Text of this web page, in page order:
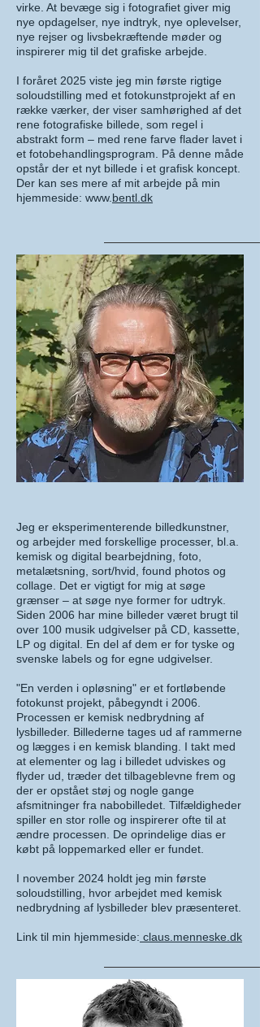
virke. At bevæge sig i fotografiet giver mig
nye opdagelser, nye indtryk, nye oplevelser,
nye rejser og livsbekræftende møder og
inspirerer mig til det grafiske arbejde.
I foråret 2025 viste jeg min første rigtige
soloudstilling med et fotokunstprojekt af en
række værker, der viser samhørighed af det
rene fotografiske billede, som regel i
abstrakt form – med rene farve flader lavet i
et fotobehandlingsprogram. På denne måde
opstår der et nyt billede i et grafisk koncept.
Der kan ses mere af mit arbejde på min
hjemmeside: www. bentl.dk
Jeg er eksperimenterende billedkunstner,
og arbejder med forskellige processer, bl.a.
kemisk og digital bearbejdning, foto,
metalætsning, sort/hvid, found photos og
collage. Det er vigtigt for mig at søge
grænser – at søge nye former for udtryk.
Siden 2006 har mine billeder været brugt til
over 100 musik udgivelser på CD, kassette,
LP og digital. En del af dem er for tyske og
svenske labels og for egne udgivelser.
"En verden i opløsning" er et fortløbende
fotokunst projekt, påbegyndt i 2006.
Processen er kemisk nedbrydning af
lysbilleder. Billederne tages ud af rammerne
og lægges i en kemisk blanding. I takt med
at elementer og lag i billedet udviskes og
flyder ud, træder det tilbageblevne frem og
der er opstået støj og nogle gange
afsmitninger fra nabobilledet. Tilfældigheder
spiller en stor rolle og inspirerer ofte til at
ændre processen. De oprindelige dias er
købt på loppemarked eller er fundet.
I november 2024 holdt jeg min første
soloudstilling, hvor arbejdet med kemisk
nedbrydning af lysbilleder blev præsenteret.
Link til min hjemmeside: claus.menneske.dk